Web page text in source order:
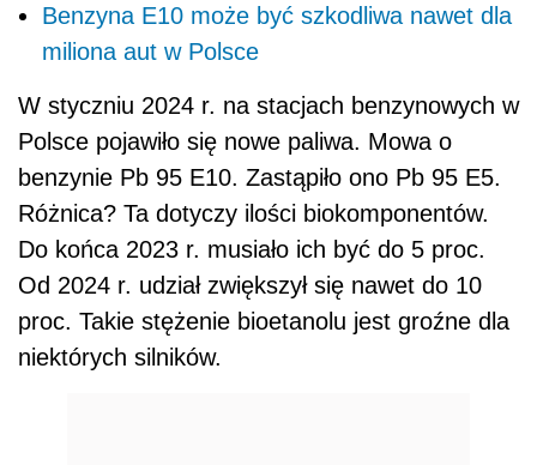
Benzyna E10 może być szkodliwa nawet dla
miliona aut w Polsce
W styczniu 2024 r. na stacjach benzynowych w
Polsce pojawiło się nowe paliwa. Mowa o
benzynie Pb 95 E10. Zastąpiło ono Pb 95 E5.
Różnica? Ta dotyczy ilości biokomponentów.
Do końca 2023 r. musiało ich być do 5 proc.
Od 2024 r. udział zwiększył się nawet do 10
proc. Takie stężenie bioetanolu jest groźne dla
niektórych silników.